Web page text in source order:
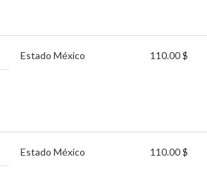
Estado México 110.00 $
Estado México 110.00 $